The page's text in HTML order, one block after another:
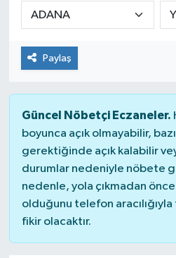
Paylaş
Güncel Nöbetçi Eczaneler.
boyunca açık olmayabilir,
gerektiğinde açık kalabilir
durumlar nedeniyle nöbete
nedenle, yola çıkmadan
olduğunu telefon
fikir olacaktır.
Dursunbey
Edremit
EĞİTİM
EKONOMİ
Erdek
Gömeç